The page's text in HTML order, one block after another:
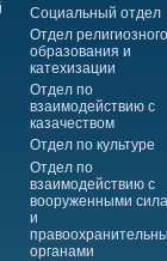
Социальный отдел
Отдел религиозного
образования и
катехизации
Отдел по
взаимодействию с
казачеством
Отдел по культуре
Отдел по
взаимодействию с
вооруженными
и
органами